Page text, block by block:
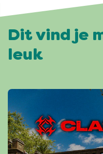
Dit vind je
leuk